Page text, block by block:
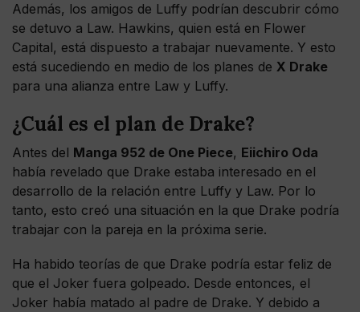
Además, los amigos de Luffy podrían descubrir cómo
se detuvo a Law. Hawkins, quien está en Flower
Capital, está dispuesto a trabajar nuevamente. Y esto
está sucediendo en medio de los planes de X Drake
para una alianza entre Law y Luffy.
¿Cuál es el plan de Drake?
Antes del Manga 952 de One Piece, Eiichiro Oda
había revelado que Drake estaba interesado en el
desarrollo de la relación entre Luffy y Law. Por lo
tanto, esto creó una situación en la que Drake podría
trabajar con la pareja en la próxima serie.
Ha habido teorías de que Drake podría estar feliz de
que el Joker fuera golpeado. Desde entonces, el
Joker había matado al padre de Drake. Y debido a